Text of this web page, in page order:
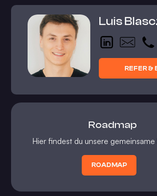
Luis
REFER &
Roadmap
Hier findest du unsere gemeinsame
ROADMAP